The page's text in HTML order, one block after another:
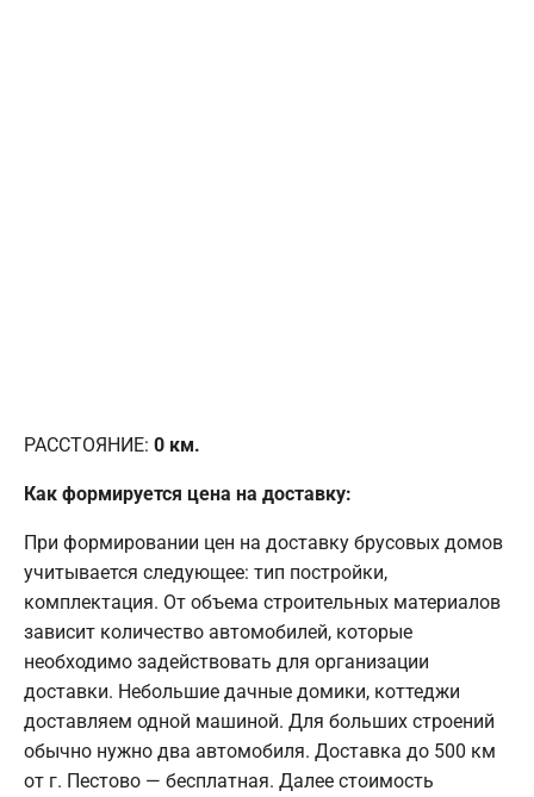
РАССТОЯНИЕ: 0 км.
Как формируется цена на доставку:
При формировании цен на доставку брусовых домов
учитывается следующее: тип постройки,
комплектация. От объема строительных материалов
зависит количество автомобилей, которые
необходимо задействовать для организации
доставки. Небольшие дачные домики, коттеджи
доставляем одной машиной. Для больших строений
обычно нужно два автомобиля. Доставка до 500 км
от г. Пестово — бесплатная. Далее стоимость